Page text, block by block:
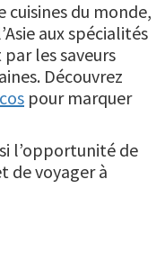
cuisines du monde,
aux spécialités
les saveurs
Découvrez
pour marquer
l’opportunité de
de voyager à